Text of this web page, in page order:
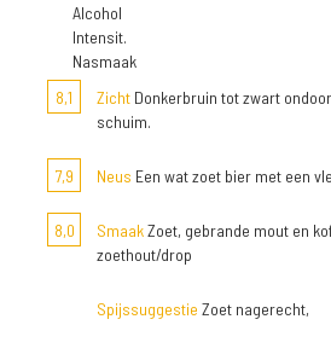
Alcohol
Intensit.
Nasmaak
8,1
Zicht Donkerbruin tot zwart
schuim.
7,9 Neus Een wat zoet bier met een
8,0 SmaakZoet, gebrande mout en
zoethout/drop
Spijssuggestie Zoet nagerecht,